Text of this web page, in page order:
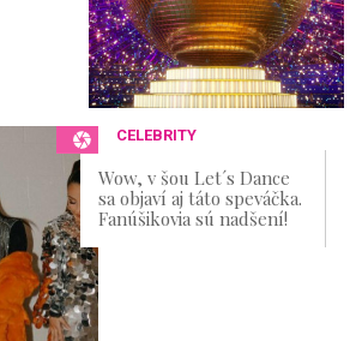
CELEBRITY
Wow, v šou Let´s Dance
sa objaví aj táto speváčka.
Fanúšikovia sú nadšení!